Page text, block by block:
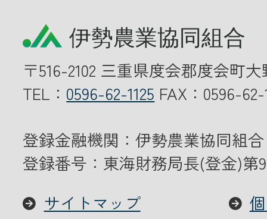
〒516-2102 三重県度会郡度会町
TEL： 0596-62-1125 FAX：0596-62-
登録金融機関：伊勢農業協同組合
登録番号：東海財務局長(登金)第
サイトマップ